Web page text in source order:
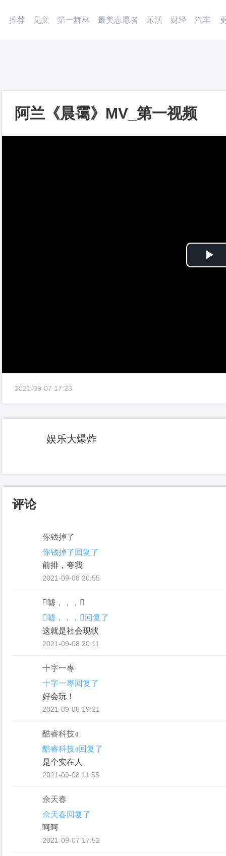
推荐 见文 第一舞林 最美志愿者 乐活 财经 汽车
阿兰《晨霭》MV_第一视频
2021-09-07 17:23
娱乐大爆炸
评论
你钱掉了
你钱掉了回复了
前排，夸我
2021-09-08 20:55
嘘，，，
嘘，，，回复了
这就是社会现状
2021-09-08 20:11
十字一專
十字一專回复了
好会玩！
2021-09-08 19:21
酷睿科技ง
酷睿科技ง回复了
是个实在人
2021-09-08 11:55
佘天春
佘天春回复了
呵呵
2021-09-07 17:52